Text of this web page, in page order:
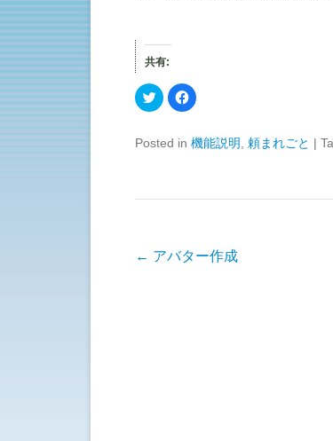
共有:
ク
リ
し
て
t
有
(
F
a
b
o
有
ク
リ
Posted in 機能説明 頼まれごと |
投稿ナビゲーション
← アバター作成